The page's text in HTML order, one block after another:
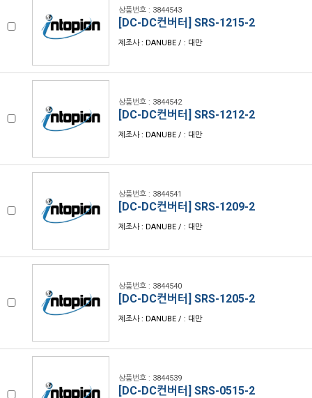
상품번호 : 3844543
[DC-DC컨버터] SRS-1215-2
제조사 : DANUBE / : 대만
상품번호 : 3844542
[DC-DC컨버터] SRS-1212-2
제조사 : DANUBE / : 대만
상품번호 : 3844541
[DC-DC컨버터] SRS-1209-2
제조사 : DANUBE / : 대만
상품번호 : 3844540
[DC-DC컨버터] SRS-1205-2
제조사 : DANUBE / : 대만
상품번호 : 3844539
[DC-DC컨버터] SRS-0515-2